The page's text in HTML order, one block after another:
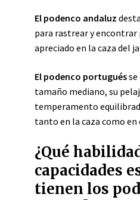
El podenco andaluz
para rastrear y encontrar
apreciado en la caza del
El podenco portugués
tamaño mediano, su
temperamento
tanto en la caza como en
¿Qué
capacidades
tienen los